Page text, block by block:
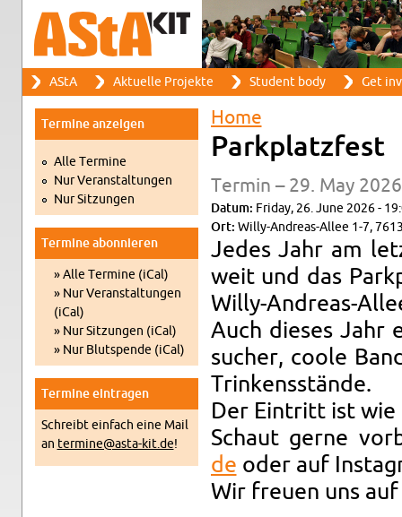
Search form
Search
Main menu
AStA Ak­tuelle Pro­jekte Stu­dent body Get
Ter­mine anzeigen
Alle Ter­mine
Nur Ve­r­anstal­tun­gen
Nur Sitzun­gen
Ter­mine abon­nieren
» Alle Ter­mine (iCal)
» Nur Ve­r­anstal­tun­gen
(iCal)
» Nur Sitzun­gen (iCal)
» Nur Blut­spende (iCal)
Ter­mine ein­tra­gen
Schreibt ein­fach eine Mail
an termine@​asta-​kit.​de!
You are here
Home
Park­platzfest
Ter­min – 29. May
Datum: Fri­day, 26. June 2026 -
Ort: Willy-An­dreas-Allee 1-7,
Jedes Jahr am
weit und das
Willy-An­dreas-
Auch dieses Jahr
sucher, coole
Trinkensstände.
Der Ein­tritt ist
Schaut gerne
de oder auf
Wir freuen uns auf